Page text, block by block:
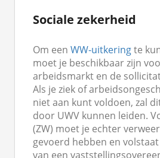
Sociale zekerheid
Om een WW-uitkeringte
moet je beschikbaar zijn
arbeidsmarkt en de
Als je ziek of
niet aan kunt voldoen, zal
door UWV kunnen leiden.
(ZW) moet je echter
gevoerd hebben en
van een